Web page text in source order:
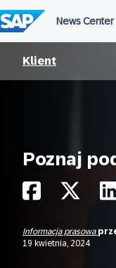
do
treści
Klient
Poznaj
Informacja prasowa
19 kwietnia, 2024